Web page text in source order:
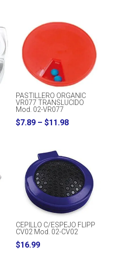
PASTILLERO ORGANIC
VR077 TRANSLUCIDO
Mod. 02-VR077
$7.89 – $11.98Price
through
$11.98
CEPILLO C/ESPEJO FLIPP
CV02 Mod. 02-CV02
$16.99